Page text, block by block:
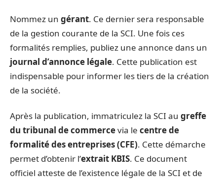
Nommez un gérant. Ce dernier sera responsable
de la gestion courante de la SCI. Une fois ces
formalités remplies, publiez une annonce dans un
journal d’annonce légale. Cette publication est
indispensable pour informer les tiers de la création
de la société.
Après la publication, immatriculez la SCI au greffe
du tribunal de commercevia le centre de
formalité des entreprises (CFE). Cette démarche
permet d’obtenir l’extrait KBIS. Ce document
officiel atteste de l’existence légale de la SCI et de